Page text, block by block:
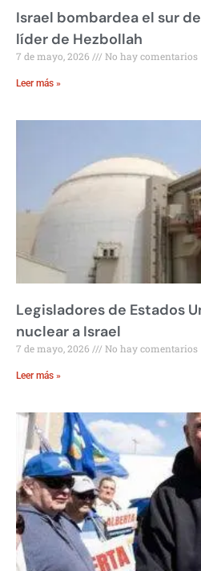
Israel bombardea el sur
líder de Hezbollah
7 de mayo, 2026 No hay comentarios
Leer más »
Legisladores de Estados
nuclear a Israel
7 de mayo, 2026 No hay comentarios
Leer más »